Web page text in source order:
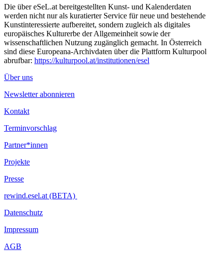
Die über eSeL.at bereitgestellten Kunst- und Kalenderdaten
werden nicht nur als kuratierter Service für neue und bestehende
Kunstinteressierte aufbereitet, sondern zugleich als digitales
europäisches Kulturerbe der Allgemeinheit sowie der
wissenschaftlichen Nutzung zugänglich gemacht. In Österreich
sind diese Europeana-Archivdaten über die Plattform Kulturpool
abrufbar: https://kulturpool.at/institutionen/esel
Über uns
Newsletter abonnieren
Kontakt
Terminvorschlag
Partner*innen
Projekte
Presse
rewind.esel.at (BETA)
Datenschutz
Impressum
AGB